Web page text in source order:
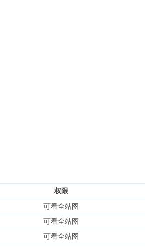
权限
可看全站图
可看全站图
可看全站图